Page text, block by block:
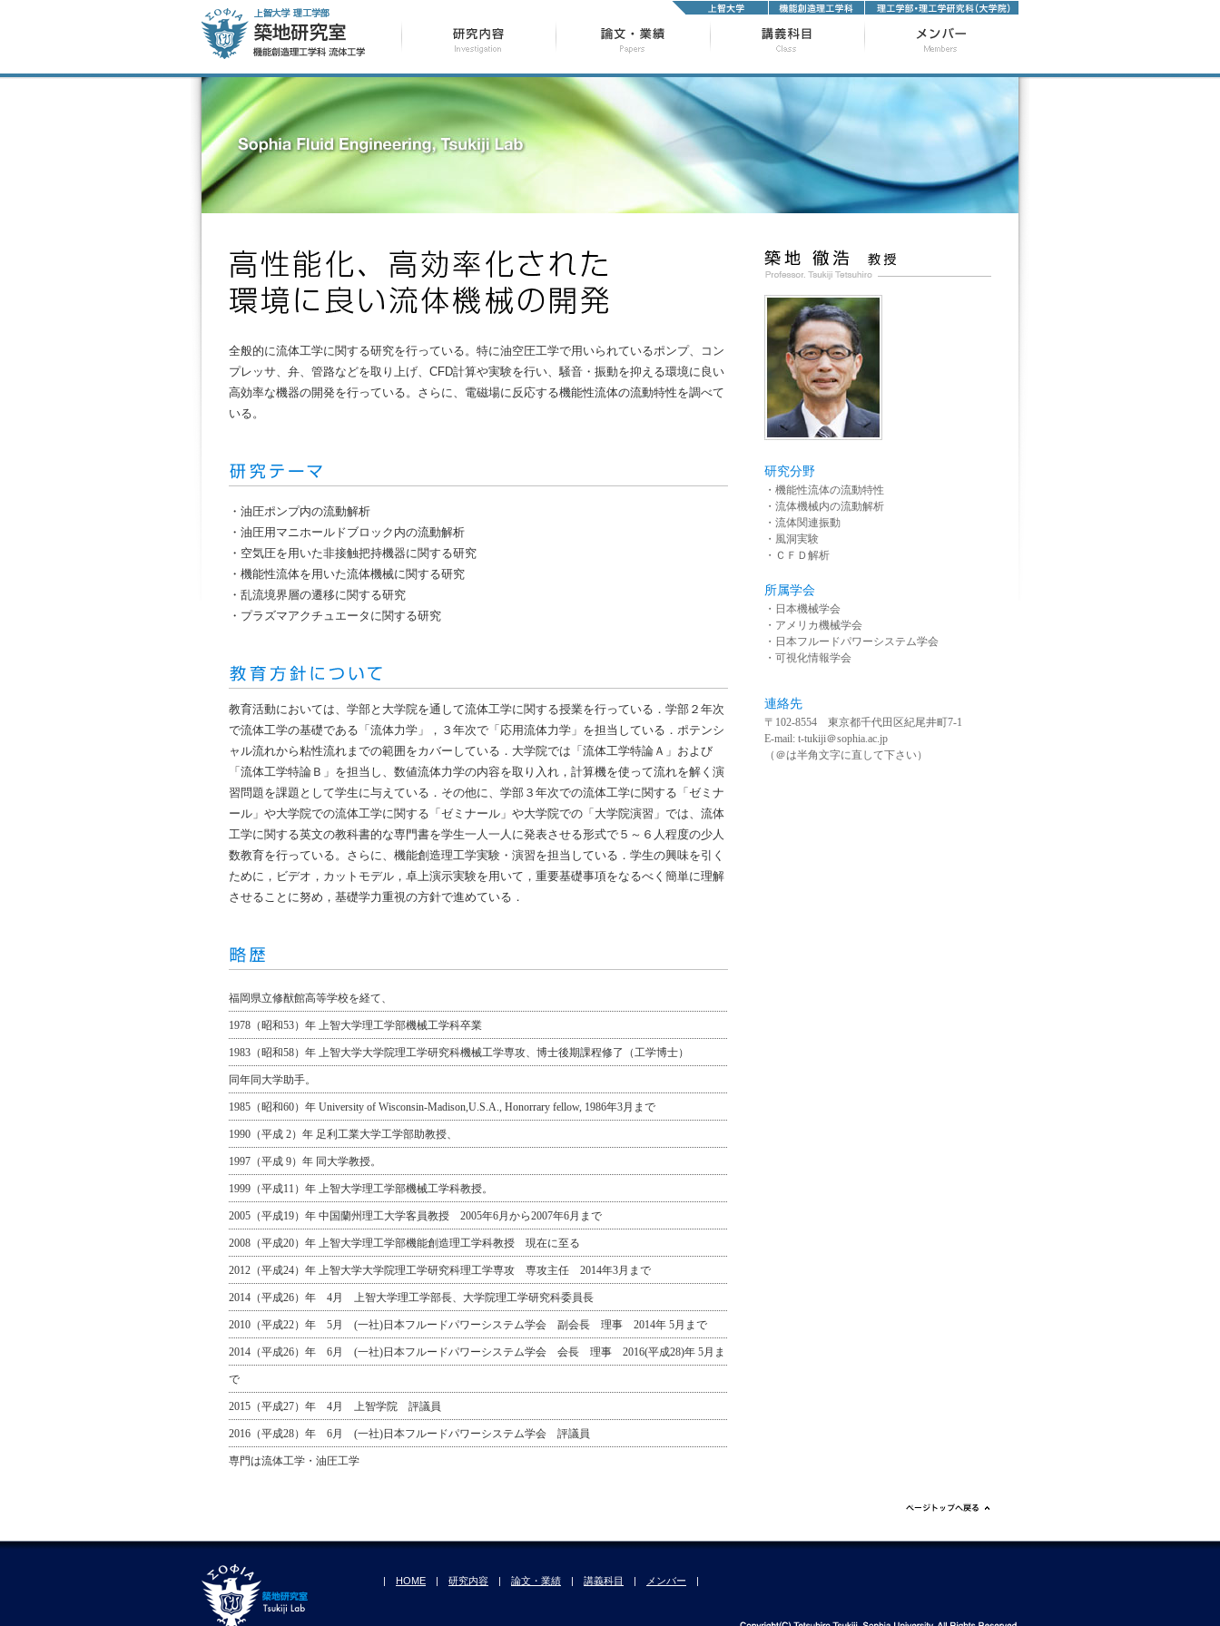
全般的に流体工学に関する研究を行っている。特に油空圧工学で用いられているポンプ、コン
プレッサ、弁、管路などを取り上げ、CFD計算や実験を行い、騒音・振動を抑える環境に良い
高効率な機器の開発を行っている。さらに、電磁場に反応する機能性流体の流動特性を調べて
いる。
・油圧ポンプ内の流動解析
・油圧用マニホールドブロック内の流動解析
・空気圧を用いた非接触把持機器に関する研究
・機能性流体を用いた流体機械に関する研究
・乱流境界層の遷移に関する研究
・プラズマアクチュエータに関する研究
教育活動においては、学部と大学院を通して流体工学に関する授業を行っている．学部２年次
で流体工学の基礎である「流体力学」，３年次で「応用流体力学」を担当している．ポテンシ
ャル流れから粘性流れまでの範囲をカバーしている．大学院では「流体工学特論Ａ」および
「流体工学特論Ｂ」を担当し、数値流体力学の内容を取り入れ，計算機を使って流れを解く演
習問題を課題として学生に与えている．その他に、学部３年次での流体工学に関する「ゼミナ
ール」や大学院での流体工学に関する「ゼミナール」や大学院での「大学院演習」では、流体
工学に関する英文の教科書的な専門書を学生一人一人に発表させる形式で５～６人程度の少人
数教育を行っている。さらに、機能創造理工学実験・演習を担当している．学生の興味を引く
ために，ビデオ，カットモデル，卓上演示実験を用いて，重要基礎事項をなるべく簡単に理解
させることに努め，基礎学力重視の方針で進めている．
福岡県立修猷館高等学校を経て、
1978（昭和53）年 上智大学理工学部機械工学科卒業
1983（昭和58）年 上智大学大学院理工学研究科機械工学専攻、博士後期課程修了（工学博士）
同年同大学助手。
1985（昭和60）年 University of Wisconsin-Madison,U.S.A., Honorrary fellow, 1986年3月まで
1990（平成 2）年 足利工業大学工学部助教授、
1997（平成 9）年 同大学教授。
1999（平成11）年 上智大学理工学部機械工学科教授。
2005（平成19）年 中国蘭州理工大学客員教授 2005年6月から2007年6月まで
2008（平成20）年 上智大学理工学部機能創造理工学科教授 現在に至る
2012（平成24）年 上智大学大学院理工学研究科理工学専攻 専攻主任 2014年3月まで
2014（平成26）年 4月 上智大学理工学部長、大学院理工学研究科委員長
2010（平成22）年 5月 (一社)日本フルードパワーシステム学会 副会長 理事 2014年 5月まで
2014（平成26）年 6月 (一社)日本フルードパワーシステム学会 会長 理事 2016(平成28)年 5月ま
で
2015（平成27）年 4月 上智学院 評議員
2016（平成28）年 6月 (一社)日本フルードパワーシステム学会 評議員
専門は流体工学・油圧工学
研究分野
・機能性流体の流動特性
・流体機械内の流動解析
・流体関連振動
・風洞実験
・ＣＦＤ解析
所属学会
・日本機械学会
・アメリカ機械学会
・日本フルードパワーシステム学会
・可視化情報学会
連絡先
〒102-8554 東京都千代田区紀尾井町7-1
E-mail: t-tukiji＠sophia.ac.jp
（＠は半角文字に直して下さい）
| HOME | 研究内容 | 論文・業績 | 講義科目 | メンバー |